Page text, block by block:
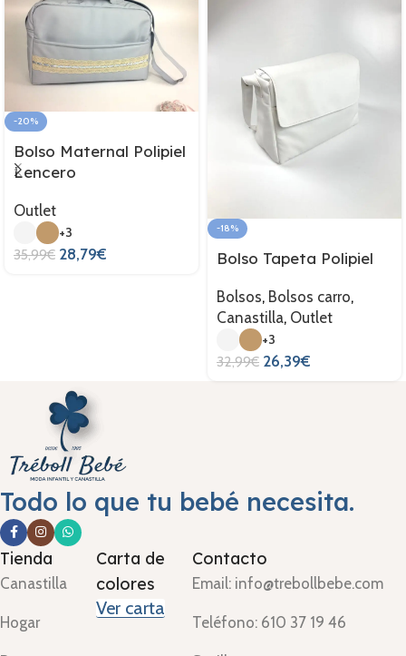
-20%
Bolso Maternal Polipiel
Lencero
Outlet
+3
35,99€ 28,79€
-18%
Bolso Tapeta Polipiel
Bolsos, Bolsos carro,
Canastilla, Outlet
+3
32,99€ 26,39€
Todo lo que tu bebé necesita.
Tienda
Canastilla
Hogar
Carta de
colores
Ver carta
Contacto
Email: info@trebollbebe.com
Teléfono: 610 37 19 46